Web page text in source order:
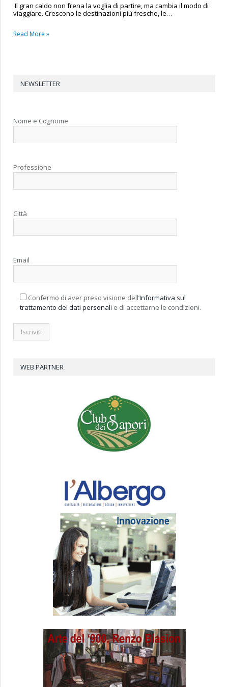
Il gran caldo non frena la voglia di partire, ma cambia il modo di
viaggiare. Crescono le destinazioni più fresche, le…
Read More »
NEWSLETTER
Nome e Cognome
Professione
Città
Email
Confermo di aver preso visione dell’Informativa sul
trattamento dei dati personali e di accettarne le condizioni.
WEB PARTNER